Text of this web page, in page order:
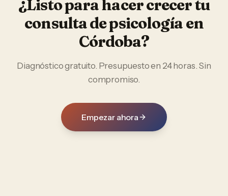
¿Listo para hacer crecer tu
consulta de psicologíaen
Córdoba?
Diagnóstico gratuito. Presupuesto en 24 horas. Sin
compromiso.
Empezar ahora